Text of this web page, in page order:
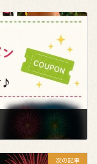
次の記事